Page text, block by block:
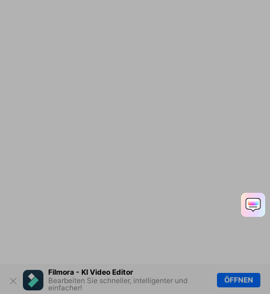
Filmora - KI Video Editor
Bearbeiten Sie schneller, intelligenter und
einfacher!
ÖFFNEN